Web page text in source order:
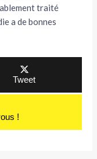
traité
a de bonnes
Tweet
!